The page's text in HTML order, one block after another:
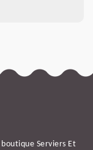
Serviers Et